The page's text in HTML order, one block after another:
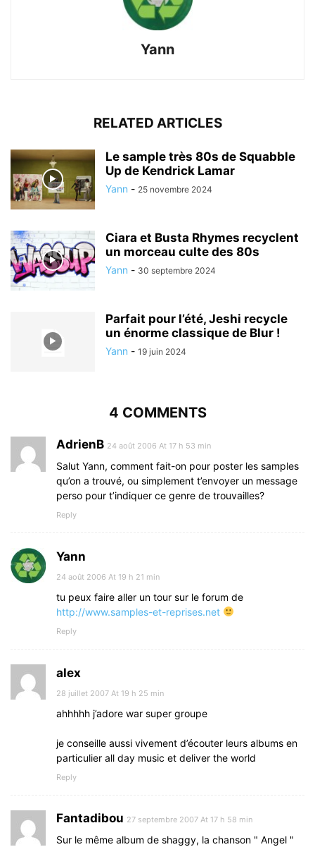
Yann
RELATED ARTICLES
Le sample très 80s de Squabble
Up de Kendrick Lamar
Yann - 25 novembre 2024
Ciara et Busta Rhymes recyclent
un morceau culte des 80s
Yann - 30 septembre 2024
Parfait pour l’été, Jeshi recycle
un énorme classique de Blur !
Yann - 19 juin 2024
4 COMMENTS
AdrienB 24 août 2006 At 17 h 53 min
Salut Yann, comment fait-on pour poster les samples
qu’on a trouvé, ou simplement t’envoyer un message
perso pour t’indiquer ce genre de trouvailles?
Reply
Yann
24 août 2006 At 19 h 21 min
tu peux faire aller un tour sur le forum de
http://www.samples-et-reprises.net
Reply
alex
28 juillet 2007 At 19 h 25 min
ahhhhh j’adore war super groupe
je conseille aussi vivement d’écouter leurs albums en
particulier all day music et deliver the world
Reply
Fantadibou 27 septembre 2007 At 17 h 58 min
Sur le même album de shaggy, la chanson " Angel "